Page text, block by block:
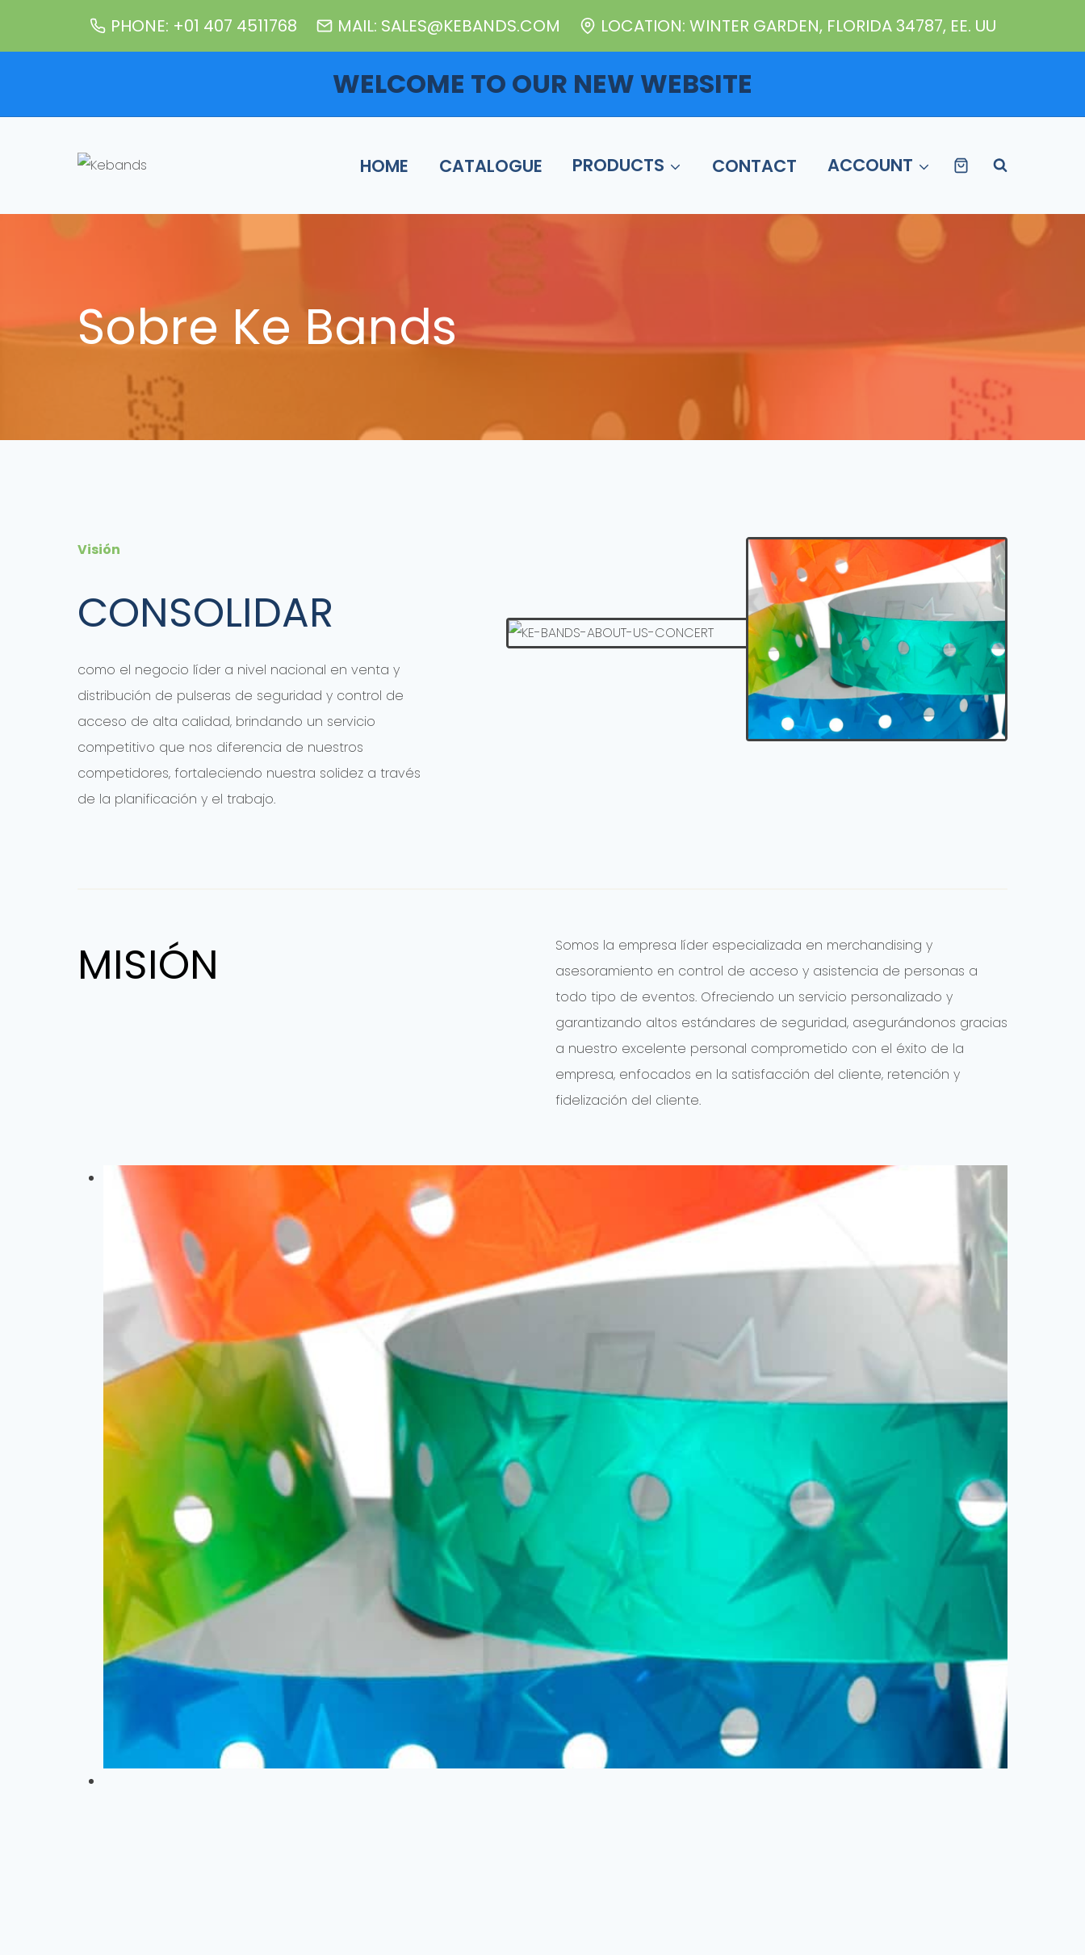
PHONE: +01 407 4511768 MAIL: SALES@KEBANDS.COM LOCATION: WINTER GARDEN, FLORIDA 34787, EE. UU
WELCOME TO OUR NEW WEBSITE
HOME CATALOGUE PRODUCTS CONTACT ACCOUNT
Sobre Ke Bands
Visión
CONSOLIDAR
como el negocio líder a nivel nacional en venta y
distribución de pulseras de seguridad y control de
acceso de alta calidad, brindando un servicio
competitivo que nos diferencia de nuestros
competidores, fortaleciendo nuestra solidez a través
de la planificación y el trabajo.
MISIÓN
Somos la empresa líder especializada en merchandising y
asesoramiento en control de acceso y asistencia de personas a
todo tipo de eventos. Ofreciendo un servicio personalizado y
garantizando altos estándares de seguridad, asegurándonos gracias
a nuestro excelente personal comprometido con el éxito de la
empresa, enfocados en la satisfacción del cliente, retención y
fidelización del cliente.